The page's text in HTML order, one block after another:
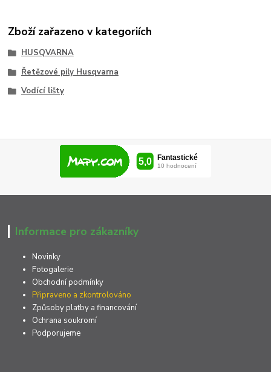
Zboží zařazeno v kategoriích
HUSQVARNA
Řetězové pily Husqvarna
Vodící lišty
Informace pro zákazníky
Novinky
Fotogalerie
Obchodní podmínky
Připraveno a zkontrolováno
Způsoby platby a financování
Ochrana soukromí
Podporujeme